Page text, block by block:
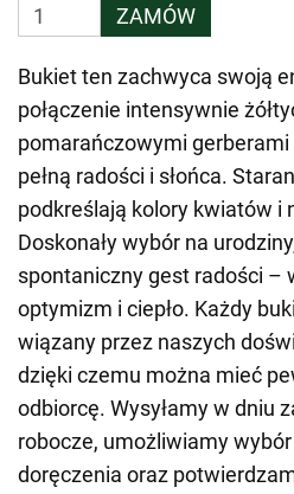
ZAMÓW
Bukiet ten zachwyca swoją
połączenie intensywnie
pomarańczowymi
pełną radości i słońca.
podkreślają kolory kwiatów i
Doskonały wybór na
spontaniczny gest radości –
optymizm i ciepło. Każdy
wiązany przez naszych
dzięki czemu można mieć
odbiorcę. Wysyłamy w dniu
robocze, umożliwiamy
doręczenia oraz